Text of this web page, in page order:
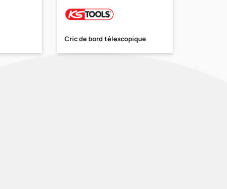
Cric de bord télescopique